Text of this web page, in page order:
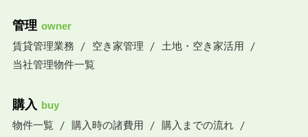
管理 owner
賃貸管理業務
空き家管理
土地・空き家活用
当社管理物件一覧
購入 buy
物件一覧
購入時の諸費用
購入までの流れ